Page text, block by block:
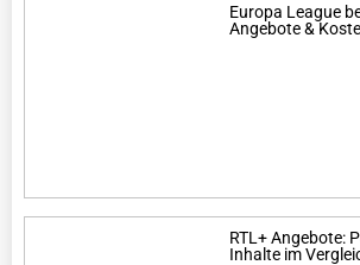
Europa League
Angebote &
RTL+ Angebote:
Inhalte im